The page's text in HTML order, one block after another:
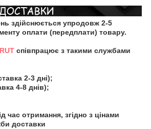
здійснюється упродовж 2-5
оплати (передплати) товару.
співпрацює з такими службами
2-3 дні);
4-8 днів);
час отримання, згідно з цінами
доставки